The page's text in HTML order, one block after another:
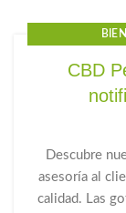
CBD
GOTAS
CBD
Descubre
asesoría al
calidad. Las